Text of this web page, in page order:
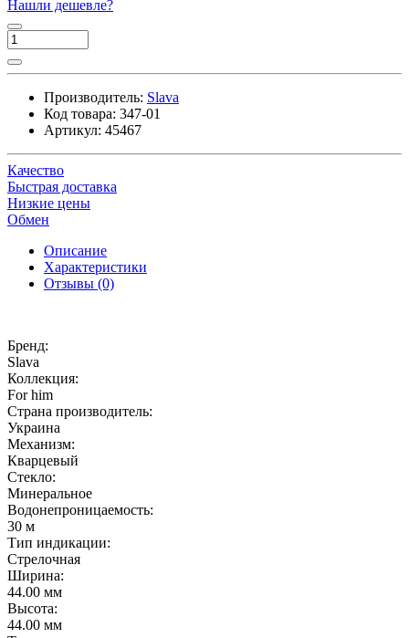
Нашли дешевле?
Производитель: Slava
Код товара: 347-01
Артикул: 45467
Качество
Быстрая доставка
Низкие цены
Обмен
Описание
Характеристики
Отзывы (0)
Бренд:
Slava
Коллекция:
For him
Страна производитель:
Украина
Механизм:
Кварцевый
Стекло:
Минеральное
Водонепроницаемость:
30 м
Тип индикации:
Стрелочная
Ширина:
44.00 мм
Высота:
44.00 мм